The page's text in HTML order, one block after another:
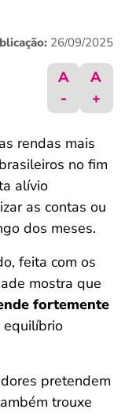
26/09/2025
A
-
A
+
rendas mais
no fim
alívio
as contas ou
dos meses.
feita com os
mostra que
fortemente
equilíbrio
pretendem
trouxe